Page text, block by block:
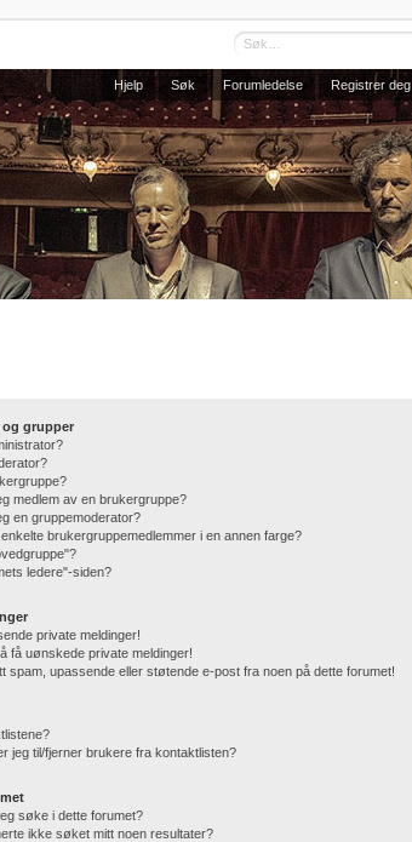
Hjelp Søk Forumledelse Registrer deg
og grupper
medlem av en brukergruppe?
en gruppemoderator?
brukergruppemedlemmer i en annen farge?
ledere"-siden?
private meldinger!
få uønskede private meldinger!
spam, upassende eller støtende e-post fra noen på dette forumet!
jeg til/fjerner brukere fra kontaktlisten?
søke i dette forumet?
ikke søket mitt noen resultater?